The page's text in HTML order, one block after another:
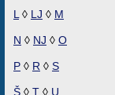
L ◊ LJ ◊ M
N ◊ NJ ◊ O
P ◊ R ◊ S
Š ◊ T ◊ U